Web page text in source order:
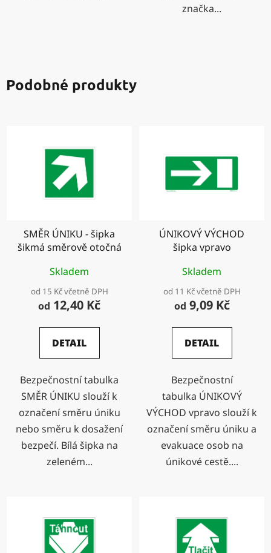
značka...
Podobné produkty
SMĚR ÚNIKU - šipka
šikmá směrově otočná
Skladem
od 15 Kč včetně DPH
od 12,40 Kč
DETAIL
Bezpečnostní tabulka
SMĚR ÚNIKU slouží k
označení směru úniku
nebo směru k dosažení
bezpečí. Bílá šipka na
zeleném...
ÚNIKOVÝ VÝCHOD
šipka vpravo
Skladem
od 11 Kč včetně DPH
od 9,09 Kč
DETAIL
Bezpečnostní
tabulka ÚNIKOVÝ
VÝCHOD vpravo slouží k
označení směru úniku a
evakuace osob na
únikové cestě....